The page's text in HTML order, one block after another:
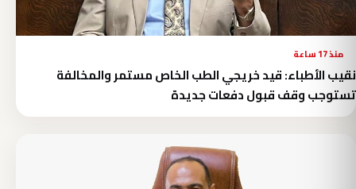
منذ 17 ساعة
نقيب الأطباء: قيد خريجي الطب الخاص مستمر والمخالفة
تستوجب وقف قبول دفعات جديدة